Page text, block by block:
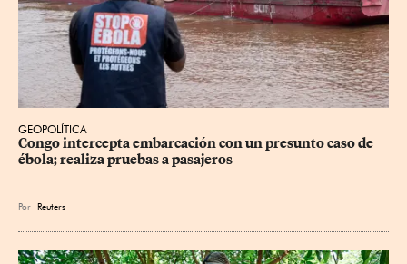
GEOPOLÍTICA
Congo intercepta embarcación con un presunto caso de
ébola; realiza pruebas a pasajeros
Por Reuters